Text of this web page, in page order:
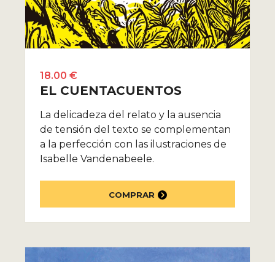
18.00 €
EL CUENTACUENTOS
La delicadeza del relato y la ausencia
de tensión del texto se complementan
a la perfección con las ilustraciones de
Isabelle Vandenabeele.
COMPRAR